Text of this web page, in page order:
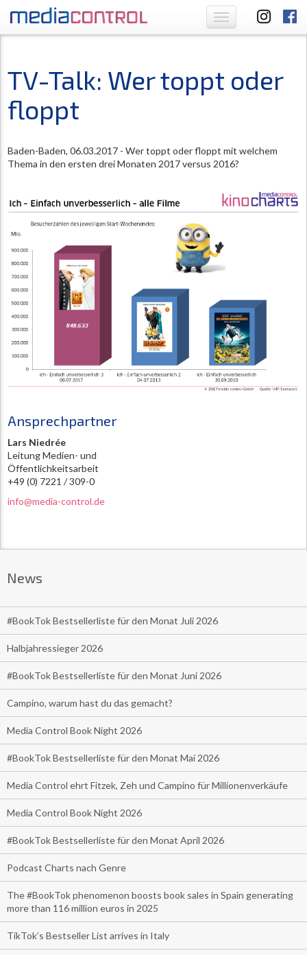
Toggle
navigation
TV-Talk: Wer toppt oder
floppt
Baden-Baden, 06.03.2017 - Wer toppt oder floppt mit welchem
Thema in den ersten drei Monaten 2017 versus 2016?
Ansprechpartner
Lars Niedrée
Leitung Medien- und
Öffentlichkeitsarbeit
+49 (0) 7221 / 309-0
info@media-control.de
News
#BookTok Bestsellerliste für den Monat Juli 2026
Halbjahressieger 2026
#BookTok Bestsellerliste für den Monat Juni 2026
Campino, warum hast du das gemacht?
Media Control Book Night 2026
#BookTok Bestsellerliste für den Monat Mai 2026
Media Control ehrt Fitzek, Zeh und Campino für Millionenverkäufe
Media Control Book Night 2026
#BookTok Bestsellerliste für den Monat April 2026
Podcast Charts nach Genre
The #BookTok phenomenon boosts book sales in Spain generating
more than 116 million euros in 2025
TikTok’s Bestseller List arrives in Italy